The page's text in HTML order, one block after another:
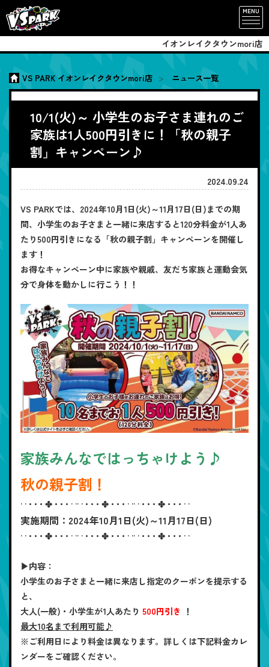
MENU
イオンレイクタウンmori店
VS PARK イオンレイクタウンmori店 ニュース一覧
10/1(火)～ 小学生のお子さま連れのご
家族は1人500円引きに！「秋の親子
割」キャンペーン♪
2024.09.24
VS PARKでは、2024年10月1日(火)～11月17日(日)までの期
間、小学生のお子さまと一緒に来店すると120分料金が1人あ
たり500円引きになる「秋の親子割」キャンペーンを開催し
ます！
お得なキャンペーン中に家族や親戚、友だち家族と運動会気
分で身体を動かしに行こう！！
家族みんなではっちゃけよう♪
秋の親子割！
· · • • • ✤ • • • · ·· · • • • ✤ • • • · ·· · • • • ✤ • • • · ·
実施期間：2024年10月1日(火)～11月17日(日)
· · • • • ✤ • • • · ·· · • • • ✤ • • • · ·· · • • • ✤ • • • · ·
▶内容：
小学生のお子さまと一緒に来店し指定のクーポンを提示する
と、
大人(一般)・小学生が1人あたり 500円引き ！
最大10名まで利用可能♪
※ご利用日により料金は異なります。詳しくは下記料金カレ
ンダーをご確認ください。